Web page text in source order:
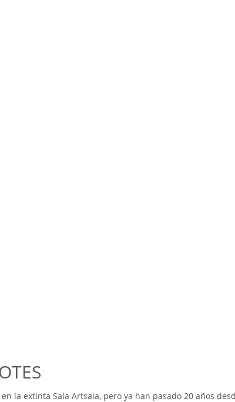
la extinta Sala Artsaia, pero ya han pasado 20 años